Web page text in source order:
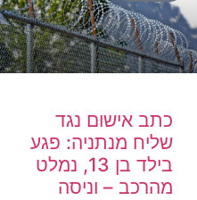
כתב אישום נגד
שליח מנתניה: פגע
בילד בן 13, נמלט
מהרכב – וניסה